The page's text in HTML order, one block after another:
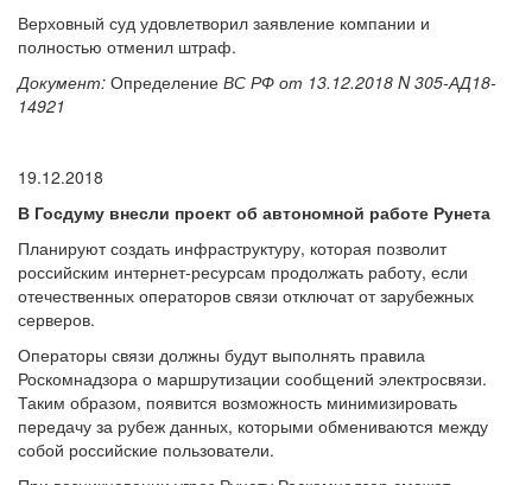
Верховный суд удовлетворил заявление компании и
полностью отменил штраф.
Документ: Определение ВС РФ от 13.12.2018 N 305-АД18-
14921
19.12.2018
В Госдуму внесли проект об автономной работе Рунета
Планируют создать инфраструктуру, которая позволит
российским интернет-ресурсам продолжать работу, если
отечественных операторов связи отключат от зарубежных
серверов.
Операторы связи должны будут выполнять правила
Роскомнадзора о маршрутизации сообщений электросвязи.
Таким образом, появится возможность минимизировать
передачу за рубеж данных, которыми обмениваются между
собой российские пользователи.